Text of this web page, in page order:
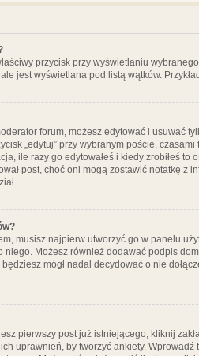
przycisk przy wyświetlaniu
jest wyświetlana pod listą wątków.
forum, możesz edytować i usuwać
„edytuj” przy wybranym poście,
ile razy go edytowałeś i kiedy zrobiłeś
post, choć oni mogą zostawić notatkę
musisz najpierw utworzyć go w panelu
niego. Możesz również dodawać podpis
mógł nadal decydować o nie
pierwszy post już istniejącego, kliknij
uprawnień, by tworzyć ankiety.